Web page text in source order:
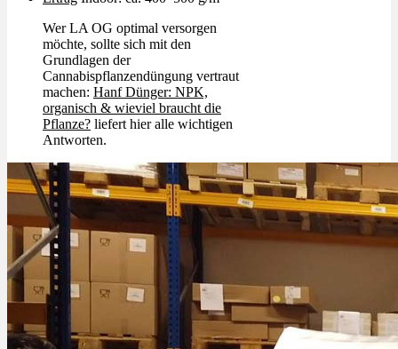
Wer LA OG optimal versorgen
möchte, sollte sich mit den
Grundlagen der
Cannabispflanzendüngung vertraut
machen: Hanf Dünger: NPK,
organisch & wieviel braucht die
Pflanze? liefert hier alle wichtigen
Antworten.